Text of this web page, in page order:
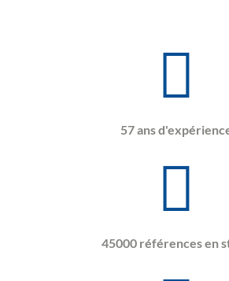
57 ans
45000 références en